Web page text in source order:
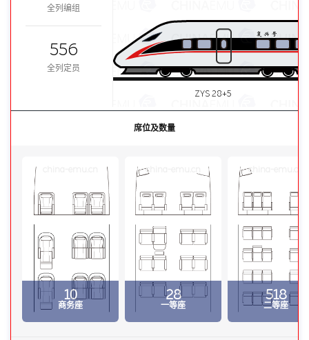
全列编组
556
全列定员
ZYS 28+5
席位及数量
10
商务座
28
一等座
china-emu.cn
518
二等座
china-emu.cn